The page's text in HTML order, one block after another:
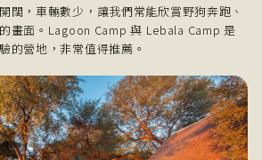
闊，車輛數少，讓我們常能欣賞野狗奔跑、
畫面。Lagoon Camp 與 Lebala Camp 是
的營地，非常值得推薦。